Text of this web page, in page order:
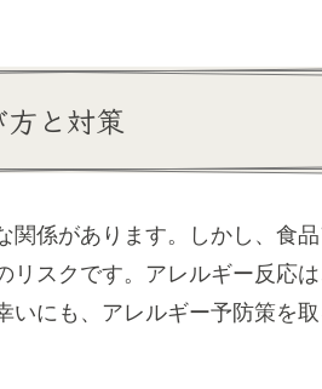
と対策
係があります。しかし、食
リスクです。アレルギー反応
にも、アレルギー予防策を